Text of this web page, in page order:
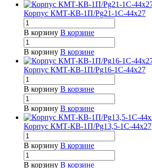
Корпус КМТ-КВ-1П/Pg21-1С-44х27
В корзину В корзине
В корзину В корзине
Корпус КМТ-КВ-1П/Pg16-1С-44х27
В корзину В корзине
В корзину В корзине
Корпус КМТ-КВ-1П/Pg13,5-1С-44х27
В корзину В корзине
В корзину В корзине